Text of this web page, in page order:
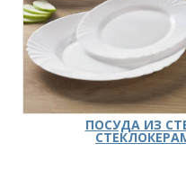
ПОСУДА ИЗ